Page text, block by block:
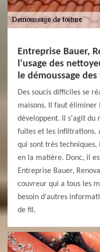
Entreprise Bauer,
l'usage des
le démoussage
Des soucis difficiles se
maisons. Il faut éliminer
développent. Il s'agit du
fuites et les infiltrations.
qui sont très
en la matière. Donc, il
Entreprise Bauer,
couvreur qui a tous les
besoin d'autres
de fil.